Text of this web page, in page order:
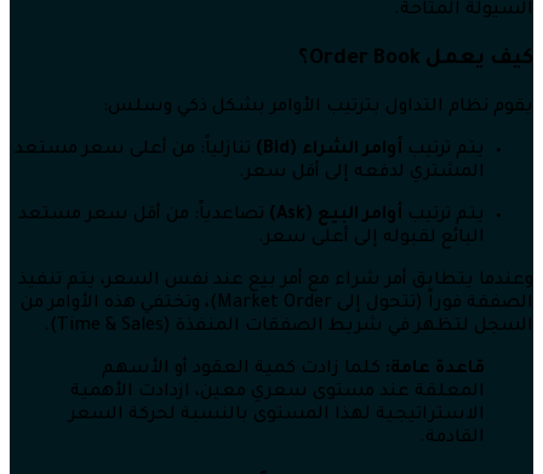
السيولة المتاحة.
كيف يعمل Order Book؟
يقوم نظام التداول بترتيب الأوامر بشكل ذكي وسلس:
يتم ترتيب أوامر الشراء (Bid)
تنازلياً: من أعلى سعر مستعد
المشتري لدفعه إلى أقل سعر.
يتم ترتيب أوامر البيع (Ask)
تصاعدياً: من أقل سعر مستعد
البائع لقبوله إلى أعلى سعر.
وعندما يتطابق أمر شراء مع أمر بيع عند نفس السعر، يتم تنفيذ
الصفقة فوراً (تتحول إلى Market Order)، وتختفي هذه الأوامر من
السجل لتظهر في شريط الصفقات المنفذة (Time & Sales).
قاعدة عامة: كلما زادت كمية العقود أو الأسهم
المعلقة عند مستوى سعري معين، ازدادت الأهمية
الاستراتيجية لهذا المستوى بالنسبة لحركة السعر
القادمة.